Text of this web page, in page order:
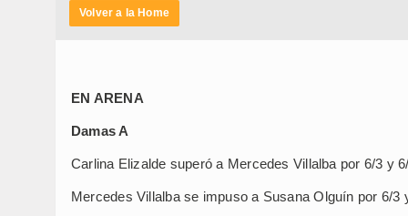
Volver a la Home
EN ARENA
Damas A
Carlina Elizalde superó a Mercedes Villalba por 6/3 y
Mercedes Villalba se impuso a Susana Olguín por 6/3